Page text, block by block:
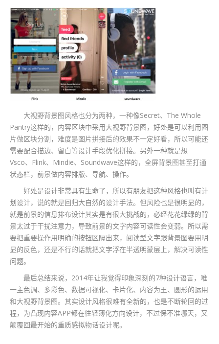
大视野背景图风格也分为两种，一种像Secret、The Whole
Pantry这样的，内容区块中采用大视野背景图，好处是可以利用图
片做区块分割，难度是图片拼接后的效果不一定好看，所以可能还
需要配合描边、留白等设计手段优化拼接。另外一种就是想
Vsco、Flink、Mindie、Soundwave这样的，全屏背景图甚至打通
状态栏，前景做内容排版、导航、操作。
好处是设计非常具有生命了，所以有朋友把这种风格也叫有计
划设计，说的就是回归大自然的设计手法。但风险也是很明显的，
就是前景的信息排布设计其实是有很大挑战的，必经花花绿绿的背
景太过于干扰注意力，导致前景的文字内容可读性会变弱。所以需
要把重要操作用明确的按钮区隔出来，阅读型文字跟背景图要用明
显的反色，还是不行的话就把文字浮在半透明蒙层上，解决可读性
问题。
最后总结来说，2014年让我觉得印象深刻的7种设计语言，唯
一主色调、多彩色、数据可视化、卡片化、内容为王、圆形的运用
和大视野背景图。其实设计风格很难有全新的，也是不断轮回的过
程，为凸现内容APP都在往轻薄化方向设计，不过保不准哪天，又
颠覆回最开始的重质感拟物话设计呢。